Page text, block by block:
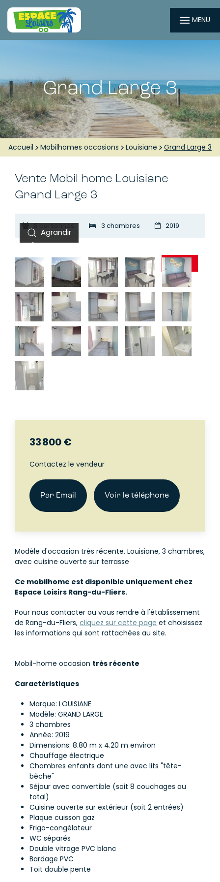
MENU
Grand Large 3
Accueil Mobilhomes occasions Louisiane Grand Large 3
Vente Mobil home Louisiane
Grand Large 3
8 personnes 3 chambres 2019
VENDU
33 800 €
Contactez le vendeur
Par Email Voir le téléphone
Modèle d'occasion très récente, Louisiane, 3 chambres,
avec cuisine ouverte sur terrasse
Ce mobilhome est disponible uniquement chez
Espace Loisirs Rang-du-Fliers.
Pour nous contacter ou vous rendre à l'établissement
de Rang-du-Fliers, cliquez sur cette page et choisissez
les informations qui sont rattachées au site.
Mobil-home occasion très récente
Caractéristiques
Marque: LOUISIANE
Modèle: GRAND LARGE
3 chambres
Année: 2019
Dimensions: 8.80 m x 4.20 m environ
Chauffage électrique
Chambres enfants dont une avec lits "tête-
bêche"
Séjour avec convertible (soit 8 couchages au
total)
Cuisine ouverte sur extérieur (soit 2 entrées)
Plaque cuisson gaz
Frigo-congélateur
WC séparés
Double vitrage PVC blanc
Bardage PVC
Toit double pente